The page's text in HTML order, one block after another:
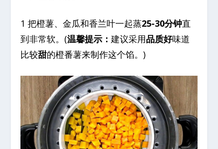
1 把橙薯、金瓜和香兰叶一起蒸25-30分钟直
到非常软。(温馨提示：建议采用品质好味道
比较甜的橙番薯来制作这个馅。)